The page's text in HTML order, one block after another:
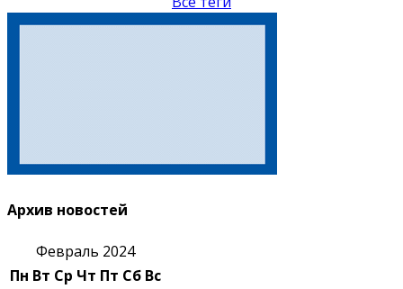
Архив новостей
Февраль 2024
Пн Вт Ср Чт Пт Сб Вс